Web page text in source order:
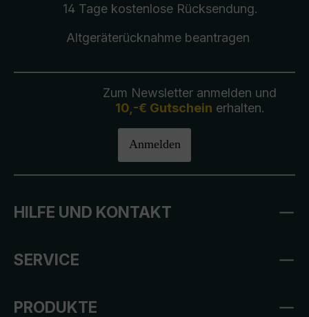
14 Tage kostenlose Rücksendung.
Altgeräterücknahmebeantragen
Zum Newsletter anmelden und
10,-€ Gutschein erhalten.
Anmelden
HILFE UND KONTAKT
SERVICE
PRODUKTE